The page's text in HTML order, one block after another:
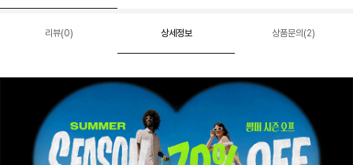
리뷰(0) 상세정보 상품문의(2)